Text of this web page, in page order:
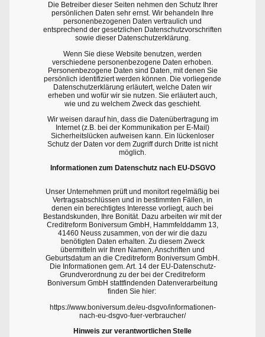
Die Betreiber dieser Seiten nehmen den Schutz Ihrer
persönlichen Daten sehr ernst. Wir behandeln Ihre
personenbezogenen Daten vertraulich und
entsprechend der gesetzlichen Datenschutzvorschriften
sowie dieser Datenschutzerklärung.
Wenn Sie diese Website benutzen, werden
verschiedene personenbezogene Daten erhoben.
Personenbezogene Daten sind Daten, mit denen Sie
persönlich identifiziert werden können. Die vorliegende
Datenschutzerklärung erläutert, welche Daten wir
erheben und wofür wir sie nutzen. Sie erläutert auch,
wie und zu welchem Zweck das geschieht.
Wir weisen darauf hin, dass die Datenübertragung im
Internet (z.B. bei der Kommunikation per E-Mail)
Sicherheitslücken aufweisen kann. Ein lückenloser
Schutz der Daten vor dem Zugriff durch Dritte ist nicht
möglich.
Informationen zum Datenschutz nach EU-DSGVO
Unser Unternehmen prüft und monitort regelmäßig bei
Vertragsabschlüssen und in bestimmten Fällen, in
denen ein berechtigtes Interesse vorliegt, auch bei
Bestandskunden, Ihre Bonität. Dazu arbeiten wir mit der
Creditreform Boniversum GmbH, Hammfelddamm 13,
41460 Neuss zusammen, von der wir die dazu
benötigten Daten erhalten. Zu diesem Zweck
übermitteln wir Ihren Namen, Anschriften und
Geburtsdatum an die Creditreform Boniversum GmbH.
Die Informationen gem. Art. 14 der EU-Datenschutz-
Grundverordnung zu der bei der Creditreform
Boniversum GmbH stattfindenden Datenverarbeitung
finden Sie hier:
https://www.boniversum.de/eu-dsgvo/informationen-
nach-eu-dsgvo-fuer-verbraucher/
Hinweis zur verantwortlichen Stelle